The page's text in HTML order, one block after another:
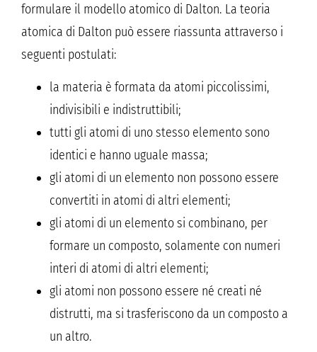
formulare il modello atomico di Dalton. La teoria
atomica di Dalton può essere riassunta attraverso i
seguenti postulati:
la materia è formata da atomi piccolissimi,
indivisibili e indistruttibili;
tutti gli atomi di uno stesso elemento sono
identici e hanno uguale massa;
gli atomi di un elemento non possono essere
convertiti in atomi di altri elementi;
gli atomi di un elemento si combinano, per
formare un composto, solamente con numeri
interi di atomi di altri elementi;
gli atomi non possono essere né creati né
distrutti, ma si trasferiscono da un composto a
un altro.